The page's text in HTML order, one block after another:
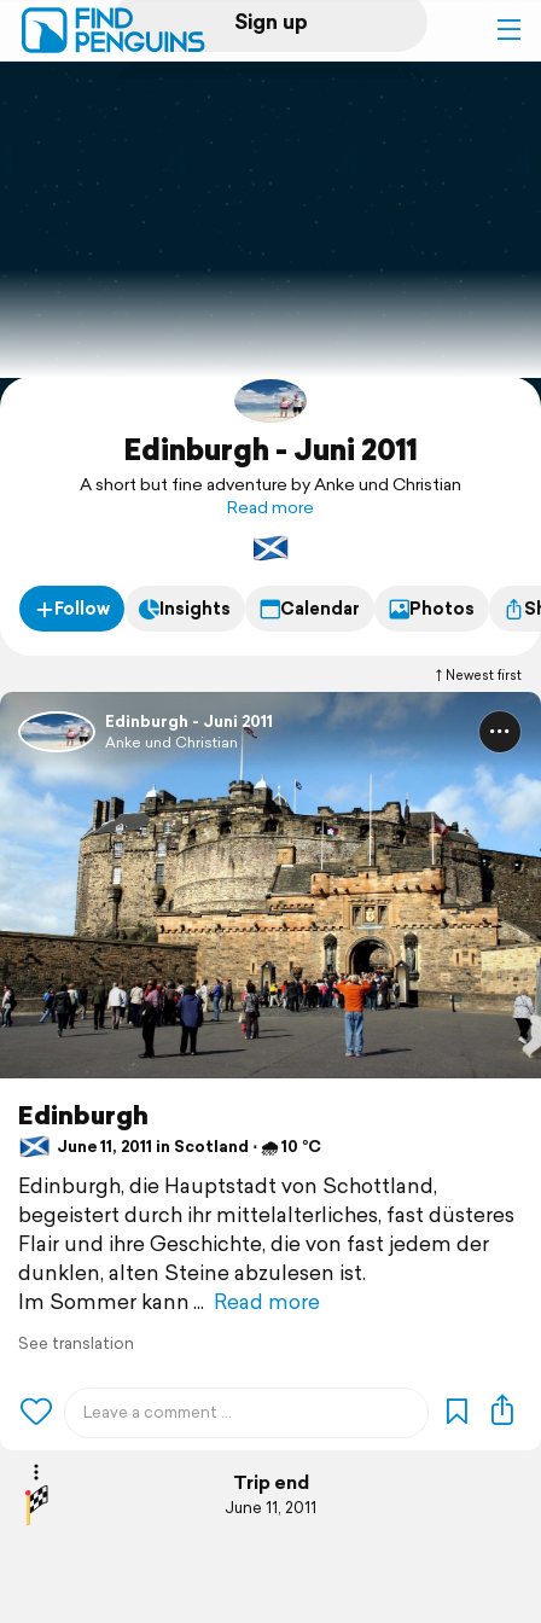
Sign up
Log in
Print a book
Flyover video
Explore
Support
Edinburgh - Juni 2011
A short but fine adventure by Anke und Christian
Read more
Follow Insights Calendar Photos
Newest first
Edinburgh - Juni 2011
Anke und Christian
Edinburgh
June 11, 2011 in Scotland ⋅ 🌧 10 °C
Edinburgh, die Hauptstadt von Schottland,
begeistert durch ihr mittelalterliches, fast düsteres
Flair und ihre Geschichte, die von fast jedem der
dunklen, alten Steine abzulesen ist.
Im Sommer kann
Read more
See translation
Trip end
June 11, 2011